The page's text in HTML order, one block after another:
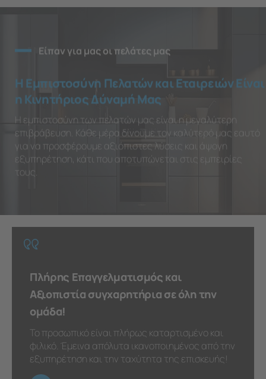
Είπαν για μας οι πελάτες μας
Η Εμπιστοσύνη Πελατών και Εταιρειών Είναι
η Κινητήριος Δύναμή Μας
Η εμπιστοσύνη των πελατών μας είναι η μεγαλύτερη
επιβράβευση. Κάθε μέρα δίνουμε τον καλύτερό μας εαυτό
για να προσφέρουμε αξιόπιστες λύσεις και άψογη
εξυπηρέτηση, κάτι που αποτυπώνεται στις εμπειρίες
τους.
Πλήρης Επαγγελματισμός και
Αξιοπιστία συγχαρητήρια σε όλη την
ομάδα!
Το προσωπικό είναι πλήρως καταρτισμένο και
φιλικό. Έμεινα απόλυτα ικανοποιημένος από την
εξυπηρέτηση και την ταχύτητα της επισκευής!